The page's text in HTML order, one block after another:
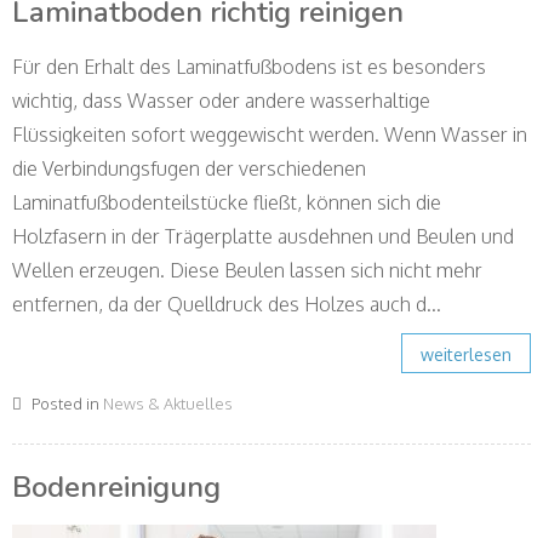
Laminatboden richtig reinigen
Für den Erhalt des Laminatfußbodens ist es besonders
wichtig, dass Wasser oder andere wasserhaltige
Flüssigkeiten sofort weggewischt werden. Wenn Wasser in
die Verbindungsfugen der verschiedenen
Laminatfußbodenteilstücke fließt, können sich die
Holzfasern in der Trägerplatte ausdehnen und Beulen und
Wellen erzeugen. Diese Beulen lassen sich nicht mehr
entfernen, da der Quelldruck des Holzes auch d...
weiterlesen
Posted in News & Aktuelles
Bodenreinigung